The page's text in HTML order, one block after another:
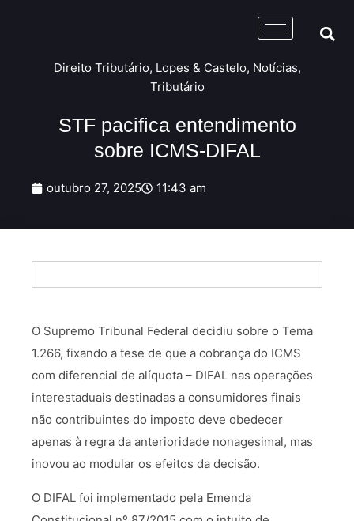
Direito Tributário, Lopes & Castelo, Notícias,
Tributário
STF pacifica entendimento
sobre ICMS-DIFAL
outubro 27, 2025 11:43 am
O Supremo Tribunal Federal decidiu sobre o Tema
1.266, fixando a tese de que a cobrança do ICMS
com diferencial de alíquota – DIFAL nas operações
interestaduais destinadas a consumidores finais
não contribuintes do imposto deve obedecer
apenas à regra da anterioridade nonagesimal, mas
inovou ao modular os efeitos da decisão.
O DIFAL foi implementado pela Emenda